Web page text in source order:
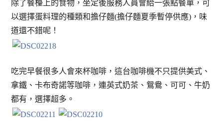
除了餐檯上的食物，坐定後服務人員會給一張點餐單，可
以選擇蛋料理的種類和擔仔麵(擔仔麵夏季暫停供應)，味
道還不錯呢！
吃完早餐很多人會來杯咖啡，這台咖啡機不只提供美式、
拿鐵、卡布奇諾等咖啡，連英式奶茶、鴛鴦、可可、牛奶
都有，選擇超多。